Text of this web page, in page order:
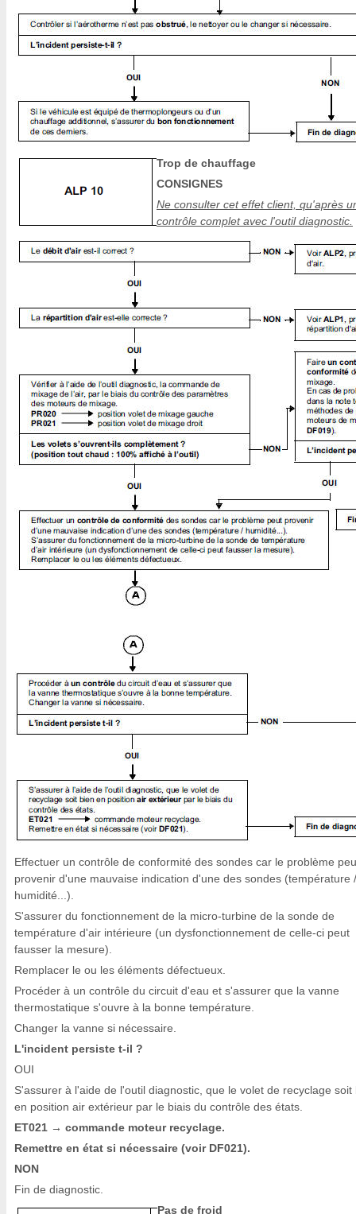
Trop de chauffage
CONSIGNES
Ne consulter cet effet client, qu'après
contrôle complet avec l'outil diagnostic.
Effectuer un contrôle de conformité des sondes car le problème
provenir d'une mauvaise indication d'une des sondes (température /
humidité...).
S'assurer du fonctionnement de la micro-turbine de la sonde de
température d'air intérieure (un dysfonctionnement de celle-ci peut
fausser la mesure).
Remplacer le ou les éléments défectueux.
Procéder à un contrôle du circuit d'eau et s'assurer que la vanne
thermostatique s'ouvre à la bonne température.
Changer la vanne si nécessaire.
L'incident persiste t-il ?
OUI
S'assurer à l'aide de l'outil diagnostic, que le volet de recyclage soit
en position air extérieur par le biais du contrôle des états.
ET021 → commande moteur recyclage.
Remettre en état si nécessaire (voir DF021).
NON
Fin de diagnostic.
Pas de froid